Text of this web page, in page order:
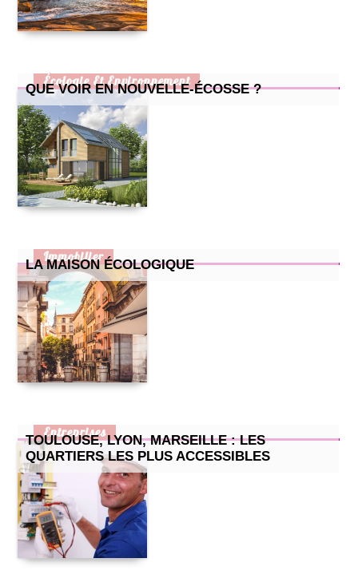
petite cuisine : nos astuces !
comment prendre soin de son chat quand il attend des petits
comment bien aménager un bureau chez soi ?
QUE VOIR EN NOUVELLE-ÉCOSSE ?
Écologie Et Environnement
LA MAISON ÉCOLOGIQUE
Immobilier
TOULOUSE, LYON, MARSEILLE : LES
QUARTIERS LES PLUS ACCESSIBLES
Entreprises